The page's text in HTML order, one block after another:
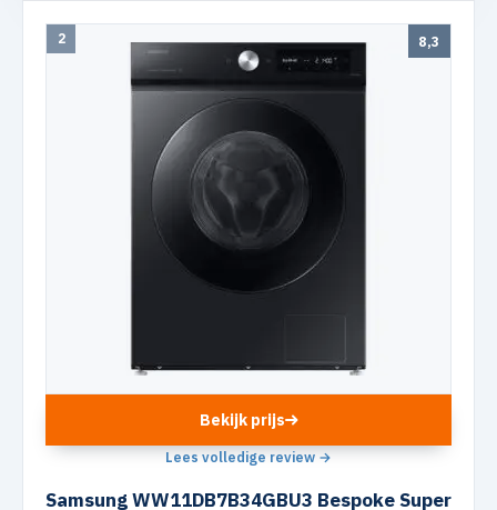
2 8,3
Bekijk prijs
Lees volledige review →
Samsung WW11DB7B34GBU3 Bespoke Super